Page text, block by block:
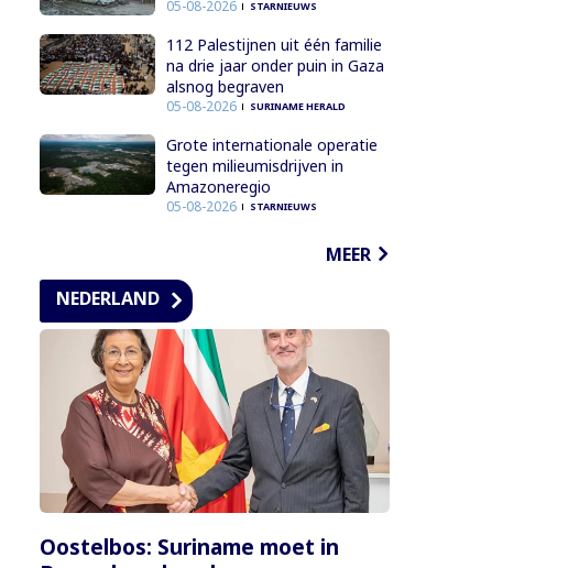
05-08-2026 STARNIEUWS
112 Palestijnen uit één familie
na drie jaar onder puin in Gaza
alsnog begraven
05-08-2026 SURINAME HERALD
Grote internationale operatie
tegen milieumisdrijven in
Amazoneregio
05-08-2026 STARNIEUWS
MEER
NEDERLAND
Oostelbos: Suriname moet in